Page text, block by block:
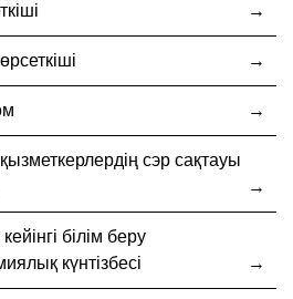
сэр сақтауы
білім беру
күнтізбесі